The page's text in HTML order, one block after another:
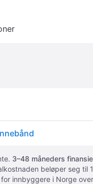
3–48 måneders
beløper seg
innbyggere i Norge